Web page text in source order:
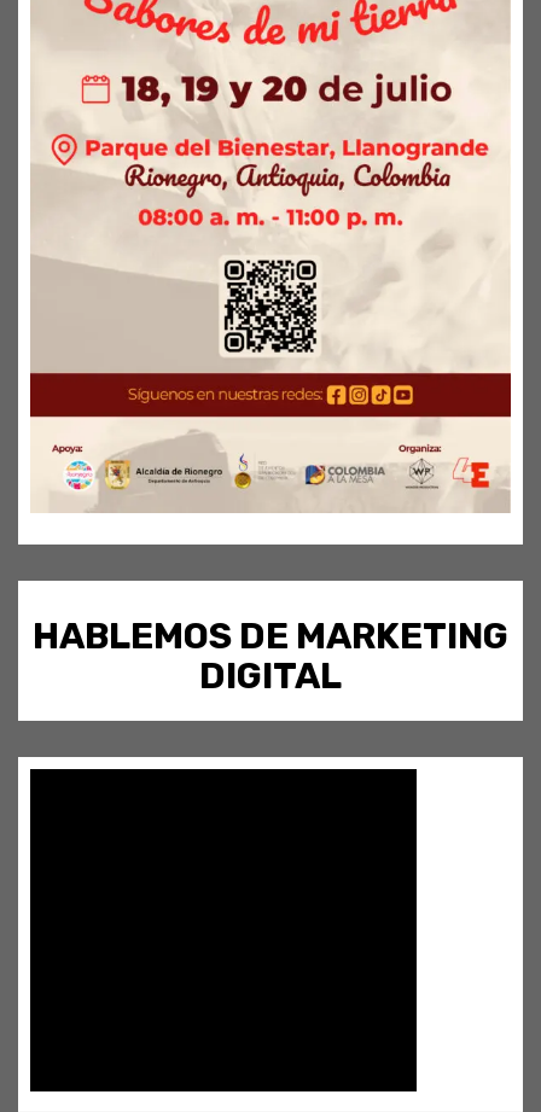
HABLEMOS DE MARKETING
DIGITAL